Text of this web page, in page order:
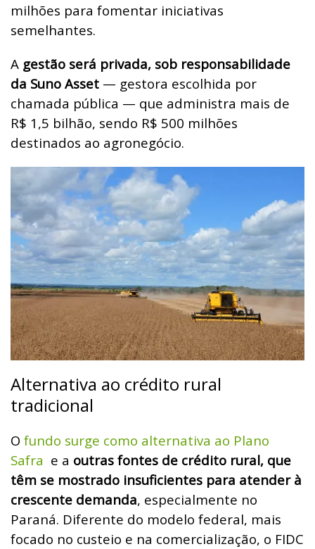
milhões para fomentar iniciativas
semelhantes.
A gestão será privada, sob responsabilidade
da Suno Asset — gestora escolhida por
chamada pública — que administra mais de
R$ 1,5 bilhão, sendo R$ 500 milhões
destinados ao agronegócio.
Alternativa ao crédito rural
tradicional
O fundo surge como alternativa ao Plano
Safra e a outras fontes de crédito rural, que
têm se mostrado insuficientes para atender à
crescente demanda, especialmente no
Paraná. Diferente do modelo federal, mais
focado no custeio e na comercialização, o FIDC